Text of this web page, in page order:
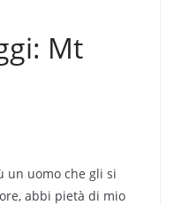
Mt
un uomo che gli si
abbi pietà di mio